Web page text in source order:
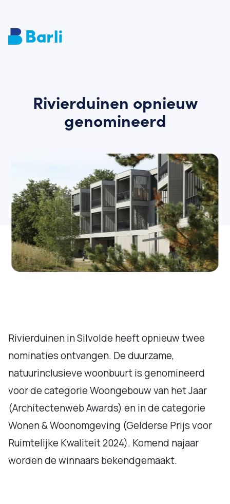
Rivierduinen opnieuw
genomineerd
Rivierduinen in Silvolde heeft opnieuw twee
nominaties ontvangen. De duurzame,
natuurinclusieve woonbuurt is genomineerd
voor de categorie Woongebouw van het Jaar
(Architectenweb Awards) en in de categorie
Wonen & Woonomgeving (Gelderse Prijs voor
Ruimtelijke Kwaliteit 2024). Komend najaar
worden de winnaars bekendgemaakt.